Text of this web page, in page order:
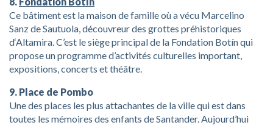
Ce bâtiment est la maison de famille où a vécu Marcelino
Sanz de Sautuola, découvreur des grottes préhistoriques
d‘Altamira. C’est le siège principal de la Fondation Botín qui
propose un programme d’activités culturelles important,
expositions, concerts et théâtre.
9. Place de Pombo
Une des places les plus attachantes de la ville qui est dans
toutes les mémoires des enfants de Santander. Aujourd’hui